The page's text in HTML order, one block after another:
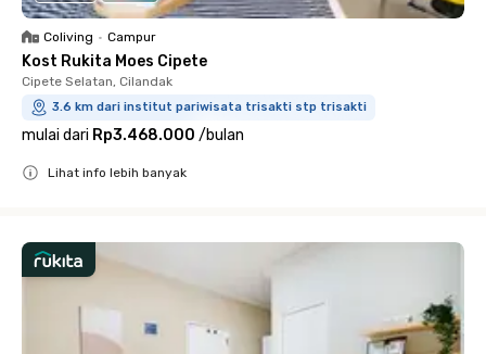
Coliving • Campur
Kost Rukita Moes Cipete
Cipete Selatan, Cilandak
3.6 km dari institut pariwisata trisakti stp trisakti
mulai dari Rp3.468.000 /bulan
Lihat info lebih banyak